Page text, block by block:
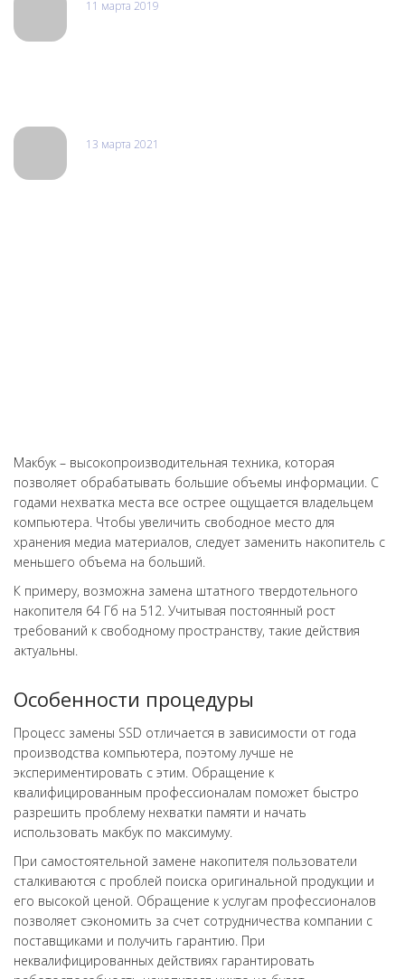
11 марта 2019
13 марта 2021
Макбук – высокопроизводительная техника, которая
позволяет обрабатывать большие объемы информации. С
годами нехватка места все острее ощущается владельцем
компьютера. Чтобы увеличить свободное место для
хранения медиа материалов, следует заменить накопитель с
меньшего объема на больший.
К примеру, возможна замена штатного твердотельного
накопителя 64 Гб на 512. Учитывая постоянный рост
требований к свободному пространству, такие действия
актуальны.
Особенности процедуры
Процесс замены SSD отличается в зависимости от года
производства компьютера, поэтому лучше не
экспериментировать с этим. Обращение к
квалифицированным профессионалам поможет быстро
разрешить проблему нехватки памяти и начать
использовать макбук по максимуму.
При самостоятельной замене накопителя пользователи
сталкиваются с проблей поиска оригинальной продукции и
его высокой ценой. Обращение к услугам профессионалов
позволяет сэкономить за счет сотрудничества компании с
поставщиками и получить гарантию. При
неквалифицированных действиях гарантировать